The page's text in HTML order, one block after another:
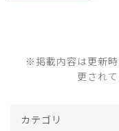
※掲載内容は更新
更され
カテゴリ